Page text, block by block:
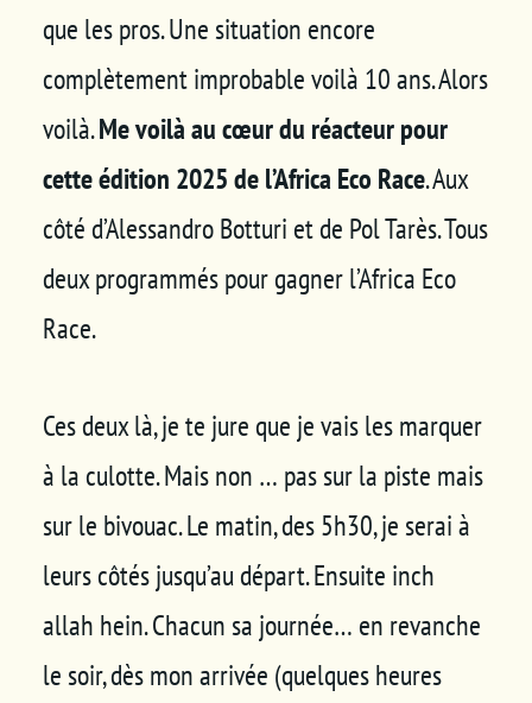
que les pros. Une situation encore
complètement improbable voilà 10 ans. Alors
voilà.Me voilà au cœur du réacteur pour
cette édition 2025 de l’Africa Eco Race. Aux
côté d’Alessandro Botturi et de Pol Tarès. Tous
deux programmés pour gagner l’Africa Eco
Race.
Ces deux là, je te jure que je vais les marquer
à la culotte. Mais non … pas sur la piste mais
sur le bivouac. Le matin, des 5h30, je serai à
leurs côtés jusqu’au départ. Ensuite inch
allah hein. Chacun sa journée… en revanche
le soir, dès mon arrivée (quelques heures